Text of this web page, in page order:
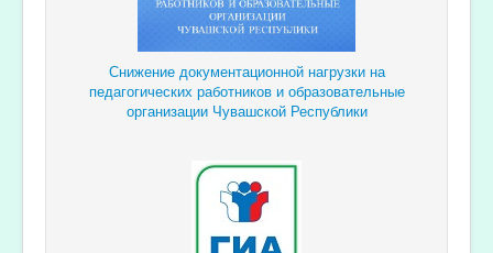
Снижение документационной нагрузки на
педагогических работников и образовательные
организации Чувашской Республики